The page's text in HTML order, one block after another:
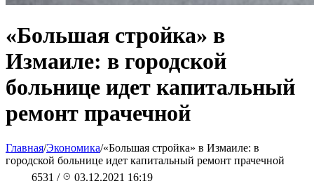
«Большая стройка» в
Измаиле: в городской
больнице идет капитальный
ремонт прачечной
Главная/Экономика/«Большая стройка» в Измаиле: в
городской больнице идет капитальный ремонт прачечной
6531 / 03.12.2021 16:19